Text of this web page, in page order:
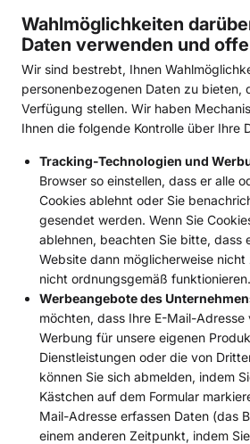
Wahlmöglichkeiten
Daten verwenden und
Wir sind bestrebt, Ihnen
personenbezogenen Daten zu bieten,
Verfügung stellen. Wir haben
Ihnen die folgende Kontrolle über Ihre
Tracking-Technologien und
Browser so einstellen, dass er alle
Cookies ablehnt oder Sie
gesendet werden. Wenn Sie
ablehnen, beachten Sie bitte, dass
Website dann möglicherweise
nicht ordnungsgemäß funktionieren.
Werbeangebote des
möchten, dass Ihre E-Mail-
Werbung für unsere eigenen
Dienstleistungen oder die von
können Sie sich abmelden, indem
Kästchen auf dem Formular
Mail-Adresse erfassen Daten (das
einem anderen Zeitpunkt, indem